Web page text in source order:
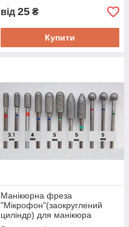
від 25 ₴
Купити
Манікюрна фреза
"Мікрофон"(заокруглений
циліндр) для манікюра